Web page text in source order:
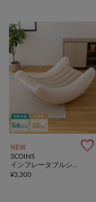
NEW 
3COINS
¥3,300